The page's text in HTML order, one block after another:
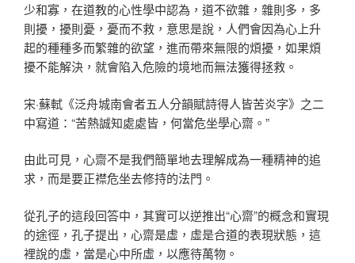
少和寡，在道教的心性學中認為，道不欲雜，雜則多，多
則擾，擾則憂，憂而不救，意思是說，人們會因為心上升
起的種種多而繁雜的欲望，進而帶來無限的煩擾，如果煩
擾不能解決，就會陷入危險的境地而無法獲得拯救。
宋·蘇軾《泛舟城南會者五人分韻賦詩得人皆苦炎字》之二
中寫道：“苦熱誠知處處皆，何當危坐學心齋。”
由此可見，心齋不是我們簡單地去理解成為一種精神的追
求，而是要正襟危坐去修持的法門。
從孔子的這段回答中，其實可以逆推出“心齋”的概念和實現
的途徑，孔子提出，心齋是虛，虛是合道的表現狀態，這
裡說的虛，當是心中所虛，以應待萬物。